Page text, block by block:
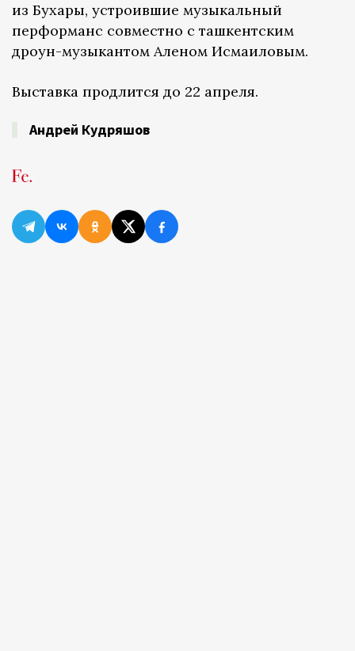
из Бухары, устроившие музыкальный
перформанс совместно с ташкентским
дроун-музыкантом Аленом Исмаиловым.
Выставка продлится до 22 апреля.
Андрей Кудряшов